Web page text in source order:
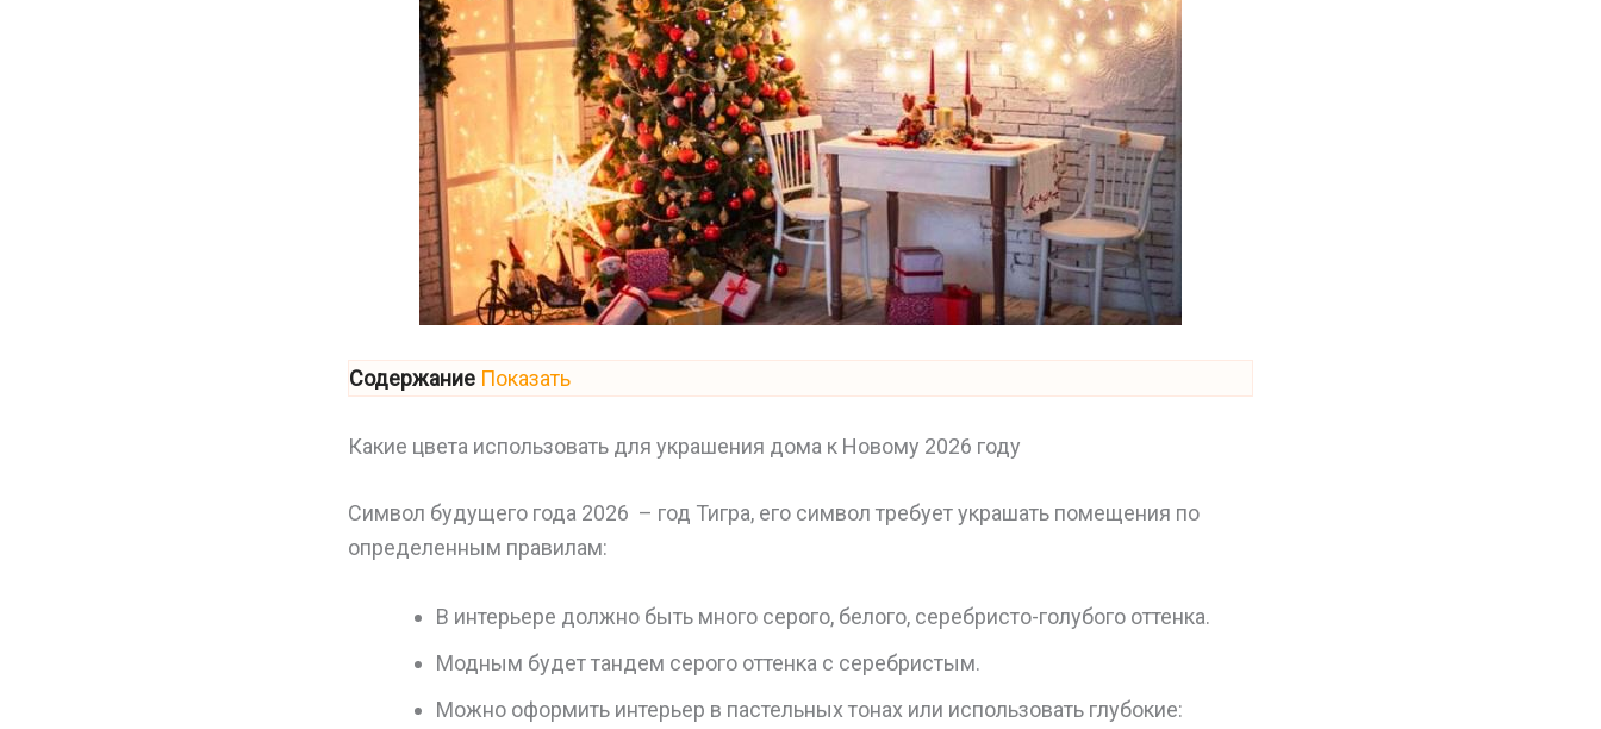
Содержание Показать
Какие цвета использовать для украшения дома к Новому 2026 году
Символ будущего года 2026 – год Тигра, его символ требует украшать помещения по
определенным правилам:
В интерьере должно быть много серого, белого, серебристо-голубого оттенка.
Модным будет тандем серого оттенка с серебристым.
Можно оформить интерьер в пастельных тонах или использовать глубокие: